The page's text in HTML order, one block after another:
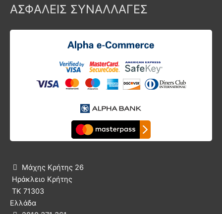
ΑΣΦΑΛΕΙΣ ΣΥΝΑΛΛΑΓΕΣ

Μάχης Κρήτης 26
Ηράκλειο Κρήτης
ΤΚ 71303
Ελλάδα